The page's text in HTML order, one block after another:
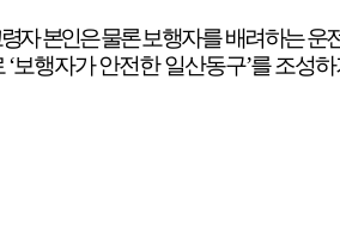
자 본인은 물론보행자를배려하는 운
‘보행자가 안전한 일산동구’를 조성하